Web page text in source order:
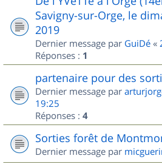
Savigny-sur-Orge, le
2019
Dernier message par GuiDé «
Réponses : 1
partenaire pour des
Dernier message par
19:25
Réponses : 4
Sorties forêt de
Dernier message par